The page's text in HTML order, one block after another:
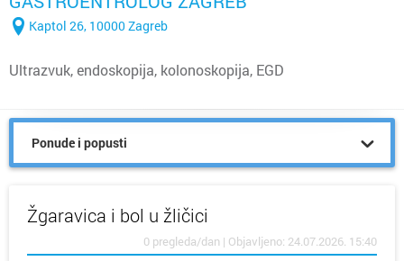
Kaptol 26, 10000 Zagreb
Ultrazvuk, endoskopija, kolonoskopija, EGD
Ponude i popusti
Žgaravica i bol u žličici
0 pregleda/dan | Objavljeno: 24.07.2026. 15:40